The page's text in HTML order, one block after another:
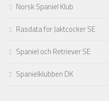
Norsk Spaniel Klub
Rasdata for Jaktcocker SE
Spaniel och Retriever SE
Spanielklubben DK